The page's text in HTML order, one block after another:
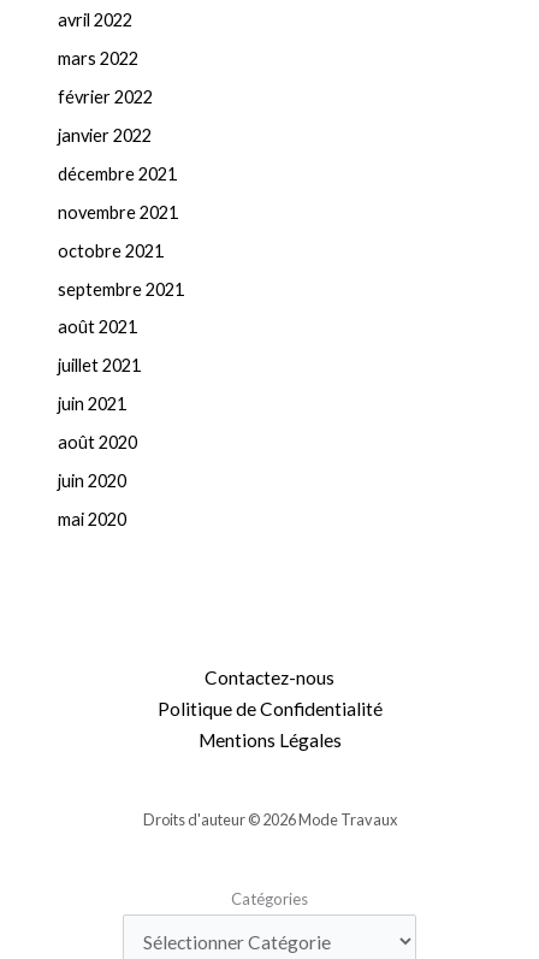
avril 2022
mars 2022
février 2022
janvier 2022
décembre 2021
novembre 2021
octobre 2021
septembre 2021
août 2021
juillet 2021
juin 2021
août 2020
juin 2020
mai 2020
Contactez-nous
Politique de Confidentialité
Mentions Légales
Droits d'auteur © 2026 Mode Travaux
Catégories